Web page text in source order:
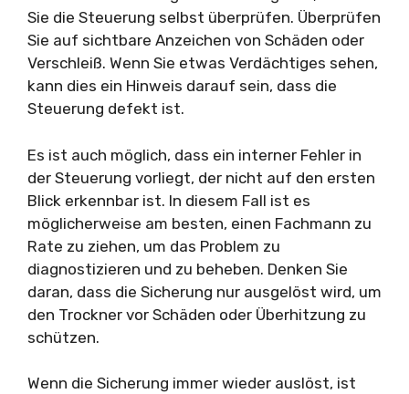
Sie die Steuerung selbst überprüfen. Überprüfen
Sie auf sichtbare Anzeichen von Schäden oder
Verschleiß. Wenn Sie etwas Verdächtiges sehen,
kann dies ein Hinweis darauf sein, dass die
Steuerung defekt ist.
Es ist auch möglich, dass ein interner Fehler in
der Steuerung vorliegt, der nicht auf den ersten
Blick erkennbar ist. In diesem Fall ist es
möglicherweise am besten, einen Fachmann zu
Rate zu ziehen, um das Problem zu
diagnostizieren und zu beheben. Denken Sie
daran, dass die Sicherung nur ausgelöst wird, um
den Trockner vor Schäden oder Überhitzung zu
schützen.
Wenn die Sicherung immer wieder auslöst, ist